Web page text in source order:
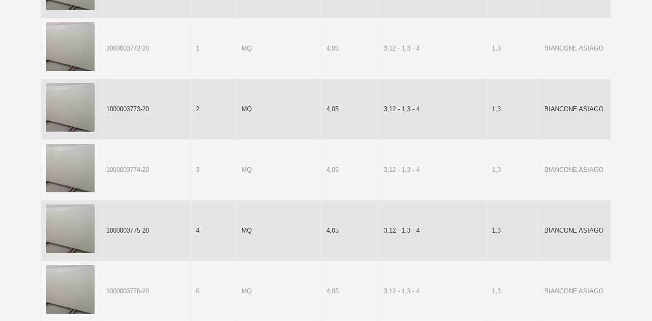
1000003772-20 1 MQ 4,05 3,12 - 1,3 - 4 1,3 BIANCONE ASIAGO
1000003773-20 2 MQ 4,05 3,12 - 1,3 - 4 1,3 BIANCONE ASIAGO
1000003774-20 3 MQ 4,05 3,12 - 1,3 - 4 1,3 BIANCONE ASIAGO
1000003775-20 4 MQ 4,05 3,12 - 1,3 - 4 1,3 BIANCONE ASIAGO
1000003776-20 6 MQ 4,05 3,12 - 1,3 - 4 1,3 BIANCONE ASIAGO